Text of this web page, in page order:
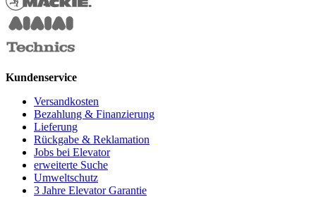
Kundenservice
Versandkosten
Bezahlung & Finanzierung
Lieferung
Rückgabe & Reklamation
Jobs bei Elevator
erweiterte Suche
Umweltschutz
3 Jahre Elevator Garantie